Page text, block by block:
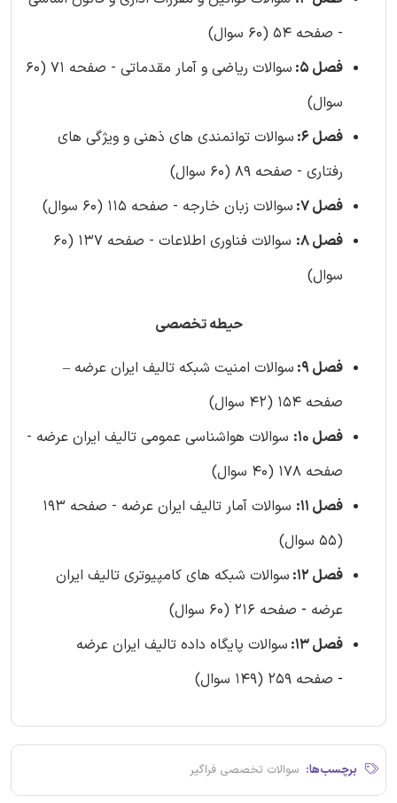
- صفحه 54 (60 سوال)
فصل 5:
سوالات ریاضی و آمار مقدماتی - صفحه 71 (60
سوال)
فصل 6:
سوالات توانمندی های ذهنی و ویژگی های
رفتاری - صفحه 89 (60 سوال)
فصل 7:
سوالات زبان خارجه - صفحه 115 (60 سوال)
فصل 8:
سوالات فناوری اطلاعات - صفحه 137 (60
سوال)
حیطه تخصصی
فصل 9:
سوالات امنیت شبکه تالیف ایران عرضه –
صفحه 154 (42 سوال)
فصل 10:
سوالات هواشناسی عمومی تالیف ایران عرضه -
صفحه 178 (40 سوال)
فصل 11:
سوالات آمار تالیف ایران عرضه - صفحه 193
(55 سوال)
فصل 12:
سوالات شبکه های کامپیوتری تالیف ایران
عرضه - صفحه 216 (60 سوال)
فصل 13:
سوالات پایگاه داده تالیف ایران عرضه
- صفحه 259 (149 سوال)
برچسب‌ها: سوالات تخصصی فراگیر